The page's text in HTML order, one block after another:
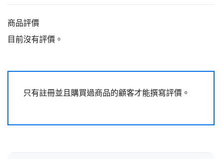
商品評價
目前沒有評價。
只有註冊並且購買過商品的顧客才能撰寫評價。